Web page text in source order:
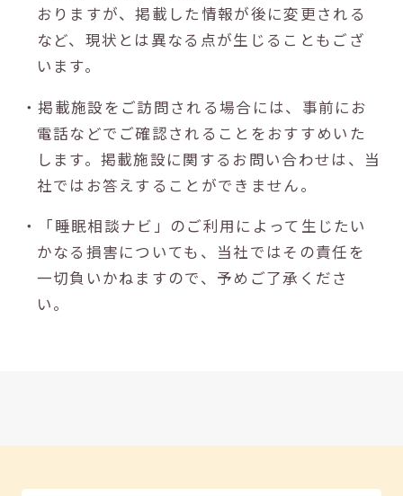
おりますが、掲載した情報が後に変更される
など、現状とは異なる点が生じることもござ
います。
・掲載施設をご訪問される場合には、事前にお
電話などでご確認されることをおすすめいた
します。掲載施設に関するお問い合わせは、当
社ではお答えすることができません。
・「睡眠相談ナビ」のご利用によって生じたい
かなる損害についても、当社ではその責任を
一切負いかねますので、予めご了承くださ
い。